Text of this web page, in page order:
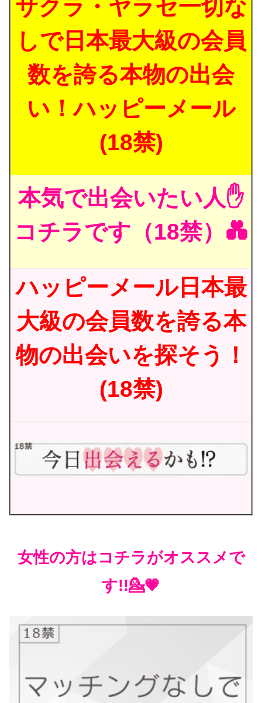
サクラ・ヤラセ一切な
しで日本最大級の会員
数を誇る本物の出会
い！ハッピーメール
(18禁)
本気で出会いたい人✋
コチラです（18禁）💑
ハッピーメール日本最
大級の会員数を誇る本
物の出会いを探そう！
(18禁)
女性の方はコチラがオススメで
す!!💁💗